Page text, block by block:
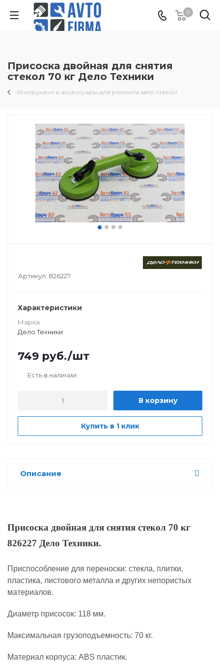
0
Присоска двойная для снятия
стекол 70 кг Дело Техники
Инструмент и аксессуары для ремонта авто стёкол
Артикул: 826227
Характеристики
Марка
Дело Техники
749 руб./шт
Есть в наличии
В корзину
Купить в 1 клик
Описание
Присоска двойная для снятия стекол 70 кг
826227 Дело Техники.
Приспособление для переноски: стекла, плитки,
пластика, листового металла и других непористых
материалов.
Диаметр присосок: 118 мм.
Максимальная грузоподъемность: 70 кг.
Материал корпуса: ABS пластик.